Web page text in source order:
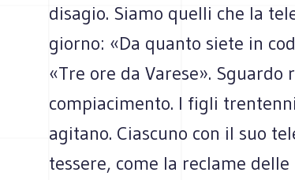
disagio. Siamo quelli che la
giorno: «Da quanto siete in
«Tre ore da Varese».
compiacimento. I figli
agitano. Ciascuno con il suo
tessere, come la reclame